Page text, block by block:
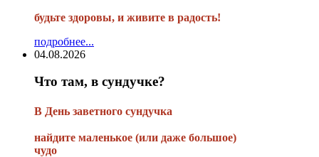
будьте здоровы, и живите в радость!
подробнее...
04.08.2026
Что там, в сундучке?
В День заветного сундучка
найдите маленькое (или даже большое)
чудо